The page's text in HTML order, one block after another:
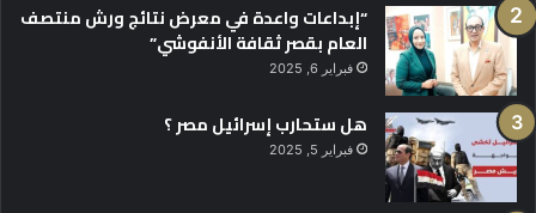
“إبداعات واعدة في معرض نتائج ورش منتصف
العام بقصر ثقافة الأنفوشي”
فبراير 6, 2025
هل ستحارب إسرائيل مصر ؟
فبراير 5, 2025